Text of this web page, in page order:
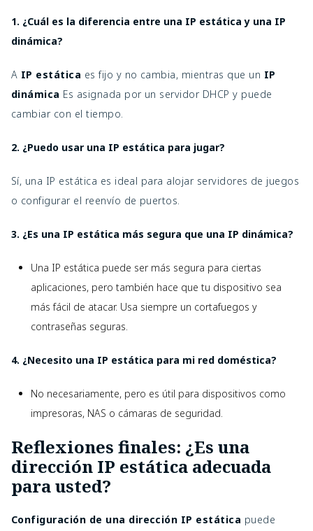
1. ¿Cuál es la diferencia entre una IP estática y una IP
dinámica?
A IP estática es fijo y no cambia, mientras que un IP
dinámica Es asignada por un servidor DHCP y puede
cambiar con el tiempo.
2. ¿Puedo usar una IP estática para jugar?
Sí, una IP estática es ideal para alojar servidores de juegos
o configurar el reenvío de puertos.
3. ¿Es una IP estática más segura que una IP dinámica?
Una IP estática puede ser más segura para ciertas
aplicaciones, pero también hace que tu dispositivo sea
más fácil de atacar. Usa siempre un cortafuegos y
contraseñas seguras.
4. ¿Necesito una IP estática para mi red doméstica?
No necesariamente, pero es útil para dispositivos como
impresoras, NAS o cámaras de seguridad.
Reflexiones finales: ¿Es una
dirección IP estática adecuada
para usted?
Configuración de una dirección IP estática puede